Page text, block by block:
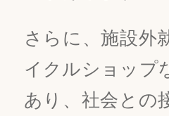
さらに、施設外
イクルショップ
あり、社会との